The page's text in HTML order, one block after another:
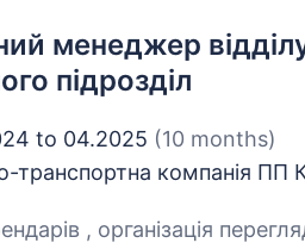
менеджер
підрозділ
to 04.2025 (10 months)
транспортна компанія
, організація